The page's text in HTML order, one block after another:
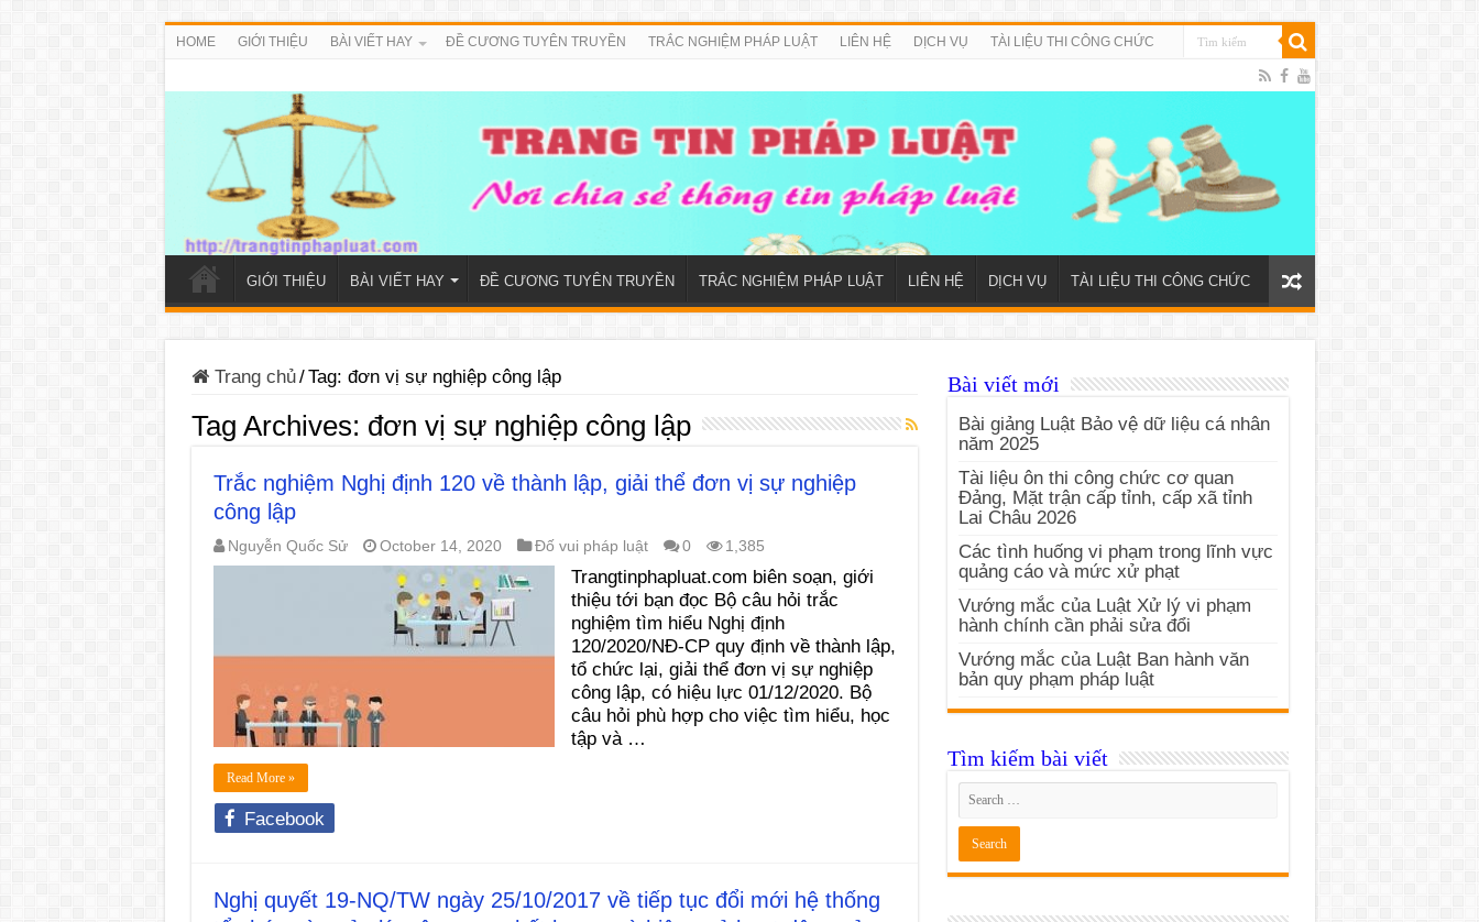
HOME GIỚI THIỆU BÀI VIẾT HAY ĐỀ CƯƠNG TUYÊN TRUYỀN TRẮC NGHIỆM PHÁP LUẬT LIÊN HỆ DỊCH VỤ TÀI LIỆU THI CÔNG CHỨC
GIỚI THIỆU BÀI VIẾT HAY ĐỀ CƯƠNG TUYÊN TRUYỀN TRẮC NGHIỆM PHÁP LUẬT LIÊN HỆ DỊCH VỤ TÀI LIỆU THI CÔNG CHỨC
Trang chủ/Tag: đơn vị sự nghiệp công lập
Tag Archives: đơn vị sự nghiệp công lập
Trắc nghiệm Nghị định 120 về thành lập, giải thể đơn vị sự nghiệp
công lập
Nguyễn Quốc Sử October 14, 2020 Đố vui pháp luật 0 1,385
Trangtinphapluat.com biên soạn, giới
thiệu tới bạn đọc Bộ câu hỏi trắc
nghiệm tìm hiểu Nghị định
120/2020/NĐ-CP quy định về thành lập,
tổ chức lại, giải thể đơn vị sự nghiệp
công lập, có hiệu lực 01/12/2020. Bộ
câu hỏi phù hợp cho việc tìm hiểu, học
tập và …
Read More »
Facebook
Nghị quyết 19-NQ/TW ngày 25/10/2017 về tiếp tục đổi mới hệ thống
Bài viết mới
Bài giảng Luật Bảo vệ dữ liệu cá nhân
năm 2025
Tài liệu ôn thi công chức cơ quan
Đảng, Mặt trận cấp tỉnh, cấp xã tỉnh
Lai Châu 2026
Các tình huống vi phạm trong lĩnh vực
quảng cáo và mức xử phạt
Vướng mắc của Luật Xử lý vi phạm
hành chính cần phải sửa đổi
Vướng mắc của Luật Ban hành văn
bản quy phạm pháp luật
Tìm kiếm bài viết